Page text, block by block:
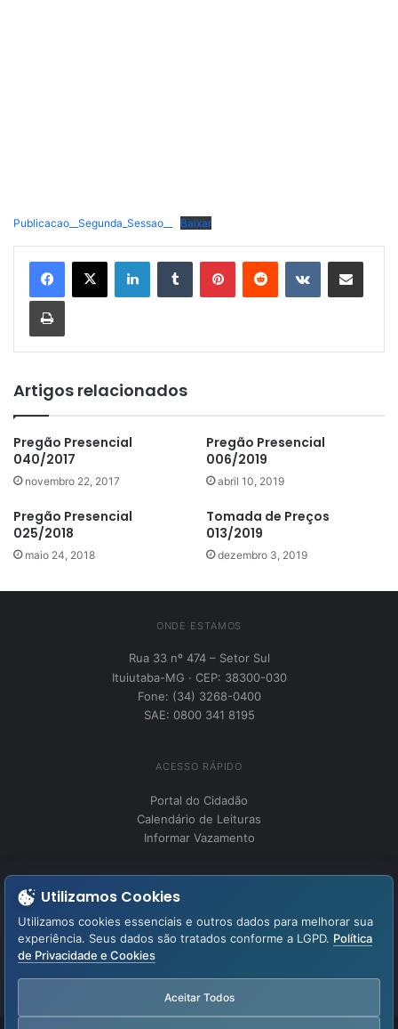
Publicacao__Segunda_Sessao__ Baixar
LinkedinTumblr PinterestReddit VK Compartilhar via e-mail
Imprimir
Artigos relacionados
Pregão Presencial
040/2017
novembro 22, 2017
Pregão Presencial
006/2019
abril 10, 2019
Pregão Presencial
025/2018
maio 24, 2018
Tomada de Preços
013/2019
dezembro 3, 2019
ONDE ESTAMOS
Rua 33 nº 474 – Setor Sul
Ituiutaba-MG · CEP: 38300-030
Fone: (34) 3268-0400
SAE: 0800 341 8195
ACESSO RÁPIDO
Portal do Cidadão
Calendário de Leituras
Informar Vazamento
Perguntas Frequentes
Fale Conosco
LGPD – Lei Geral de Proteção de Dados
Aviso de Privacidade
Utilizamos Cookies
Utilizamos cookies essenciais e outros dados para melhorar sua
experiência. Seus dados são tratados conforme a LGPD. Política
de Privacidade e Cookies
Aceitar Todos